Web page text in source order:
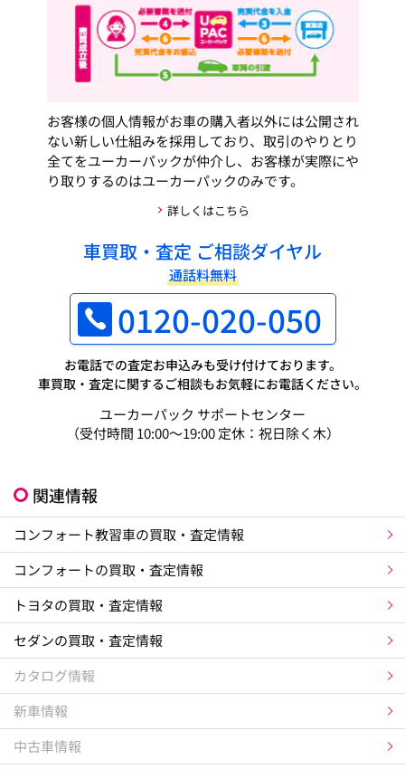
お客様の個人情報がお車の購入者以外には公開され
ない新しい仕組みを採用しており、取引のやりとり
全てをユーカーパックが仲介し、お客様が実際にや
り取りするのはユーカーパックのみです。
詳しくはこちら
車買取・査定 ご相談ダイヤル
通話料無料
0120-020-050
お電話での査定お申込みも受け付けております。
車買取・査定に関するご相談もお気軽にお電話ください。
ユーカーパック サポートセンター
（受付時間 10:00～19:00 定休：祝日除く木）
関連情報
コンフォート教習車の買取・査定情報
コンフォートの買取・査定情報
トヨタの買取・査定情報
セダンの買取・査定情報
カタログ情報
新車情報
中古車情報